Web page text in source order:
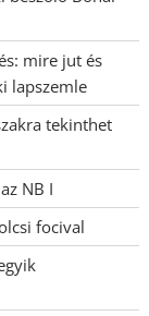
mire jut és
lapszemle
tekinthet
NB I
focival